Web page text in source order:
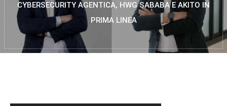
CYBERSECURITY AGENTICA, HWG SABABA E AKITO IN
PRIMA LINEA